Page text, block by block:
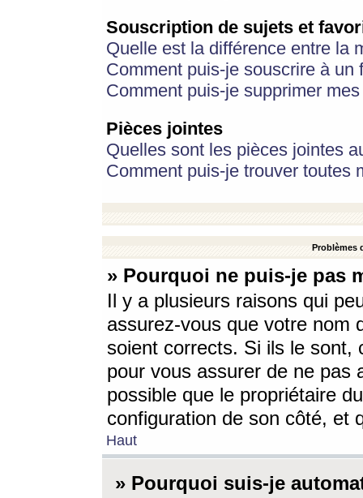
Souscription de sujets et
Quelle est la différence entre la
Comment puis-je souscrire à
Comment puis-je supprimer
Pièces jointes
Quelles sont les pièces jointes
Comment puis-je trouver toutes
Problèmes
» Pourquoi ne puis-je pas
Il y a plusieurs raisons qui
assurez-vous que votre nom
soient corrects. Si ils le sont,
pour vous assurer de ne pas
possible que le propriétaire
configuration de son côté, et
Haut
» Pourquoi suis-je